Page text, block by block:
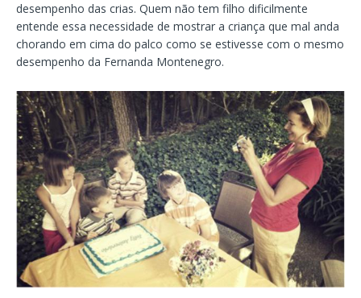
desempenho das crias. Quem não tem filho dificilmente
entende essa necessidade de mostrar a criança que mal anda
chorando em cima do palco como se estivesse com o mesmo
desempenho da Fernanda Montenegro.